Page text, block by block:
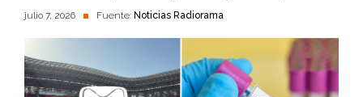
julio 7, 2026 Fuente: Noticias Radiorama